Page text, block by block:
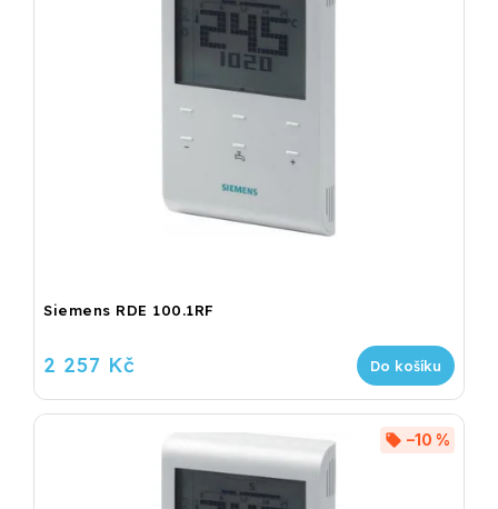
Siemens RDE 100.1RF
2 257 Kč Do košíku
–10 %